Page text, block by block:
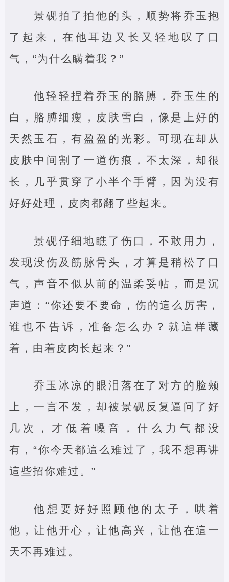
景砚拍了拍他的头，顺势将乔玉抱
了起来，在他耳边又长又轻地叹了口
气，“为什么瞒着我？”
他轻轻捏着乔玉的胳膊，乔玉生的
白，胳膊细瘦，皮肤雪白，像是上好的
天然玉石，有盈盈的光彩。可现在却从
皮肤中间割了一道伤痕，不太深，却很
长，几乎贯穿了小半个手臂，因为没有
好好处理，皮肉都翻了些起来。
景砚仔细地瞧了伤口，不敢用力，
发现没伤及筋脉骨头，才算是稍松了口
气，声音不似从前的温柔妥帖，而是沉
声道：“你还要不要命，伤的這么厉害，
谁也不告诉，准备怎么办？就這样藏
着，由着皮肉长起来？”
乔玉冰凉的眼泪落在了对方的脸颊
上，一言不发，却被景砚反复逼问了好
几次，才低着嗓音，什么力气都没
有，“你今天都這么难过了，我不想再讲
這些招你难过。”
他想要好好照顾他的太子，哄着
他，让他开心，让他高兴，让他在這一
天不再难过。